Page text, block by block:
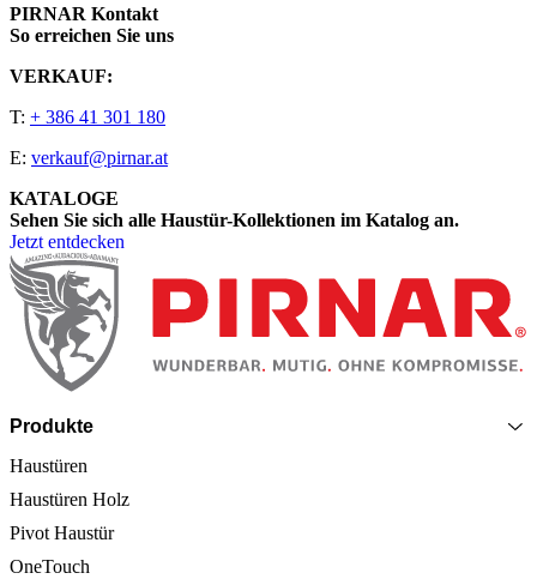
PIRNAR Kontakt
So erreichen Sie uns
VERKAUF:
T: + 386 41 301 180
E: verkauf@pirnar.at
KATALOGE
Sehen Sie sich alle Haustür-Kollektionen im Katalog an.
Jetzt entdecken
Seitenfooter
Produkte
Haustüren
Haustüren Holz
Pivot Haustür
OneTouch